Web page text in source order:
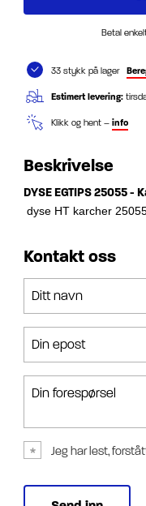
Betal
33 stykk på lager
Estimert levering:
Klikk og hent – info
Beskrivelse
DYSE EGTIPS 25055 -
dyse HT karcher
Kontakt oss
Ditt navn
Din epost
Din forespørsel
Jeg har lest,